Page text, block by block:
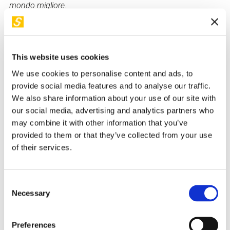
This website uses cookies
We use cookies to personalise content and ads, to
provide social media features and to analyse our traffic.
We also share information about your use of our site with
our social media, advertising and analytics partners who
may combine it with other information that you’ve
provided to them or that they’ve collected from your use
of their services.
Selection
Necessary
Preferences
mondo migliore.
Terzo incontro: Professioni spaziali
di grandi agenzie: è diventata l'avventura di startup
innovative, imprese visionarie e menti creative. In questo
incontro, Luca Perri ci guiderà attraverso il panorama in
rapida evoluzione delle professioni spaziali, dove figure
dell'ingegneria collaborano con quelle del design,
specialisti dei dati lavorano fianco a fianco con esperti di
materiali, e chi si occupa di biologia spaziale progetta le
basi per la vita extraterrestre.
creando nuove opportunità di lavoro, da chi progetta
habitat spaziali a chi si specializza in diritto astrale, da chi
marziana, fino a chi si occupa della pulizia spaziale: lo